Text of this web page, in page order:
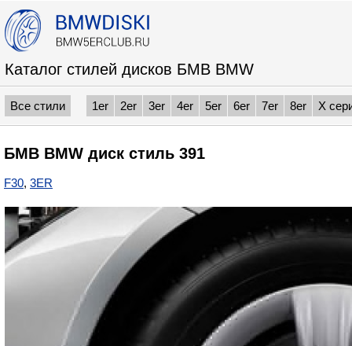
Каталог стилей дисков БМВ BMW
Все стили 1er 2er 3er 4er 5er 6er 7er 8er X
БМВ BMW диск стиль 391
F30, 3ER